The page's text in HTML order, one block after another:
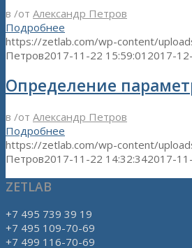
в /от Александр Петров
Подробнее
https://zetlab.com/wp-content/
Петров2017-11-22 15:59:01 2017-
Определение
в /от Александр Петров
Подробнее
https://zetlab.com/wp-content/
Петров2017-11-22 14:32:342017-
ZETLAB
+7 495 739 39 19
+7 495 109-70-69
+7 499 116-70-69